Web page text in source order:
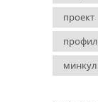
проект